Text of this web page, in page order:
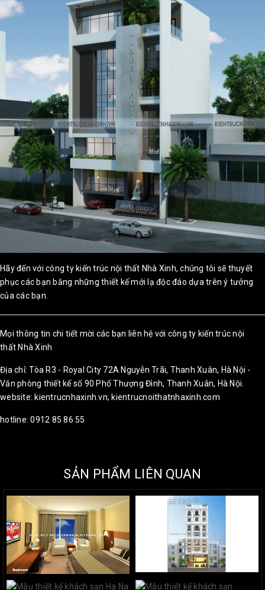
Hãy đến với công ty kiến trúc nội thất Nhà Xinh, chúng tôi sẽ thuyết
phục các bạn bằng những thiết kế mới lạ độc đáo dựa trên ý tưởng
của các bạn.
Mọi thông tin chi tiết mời các bạn liên hệ với công ty kiến trúc nội
thất Nhà Xinh
Địa chỉ: Tòa R3 - Royal City 72A Nguyễn Trãi, Thanh Xuân, Hà Nội -
Văn phòng thiết kế số 90 Phố Thượng Đình, Thanh Xuân, Hà Nội.
website: kientrucnhaxinh.vn; kientrucnoithatnhaxinh.com
hotline: 0912 85 86 55
SẢN PHẨM LIÊN QUAN